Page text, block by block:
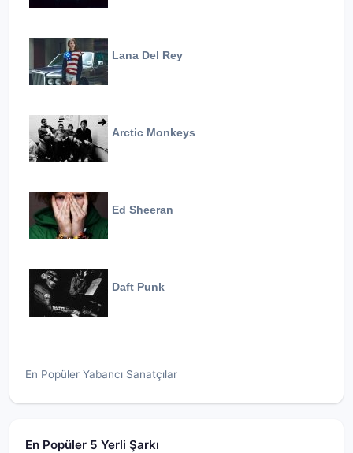
Lana Del Rey
Arctic Monkeys
Ed Sheeran
Daft Punk
En Popüler Yabancı Sanatçılar
En Popüler 5 Yerli Şarkı